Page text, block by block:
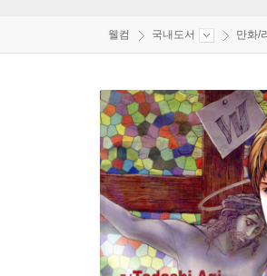
웰컴 국내도서 만화/